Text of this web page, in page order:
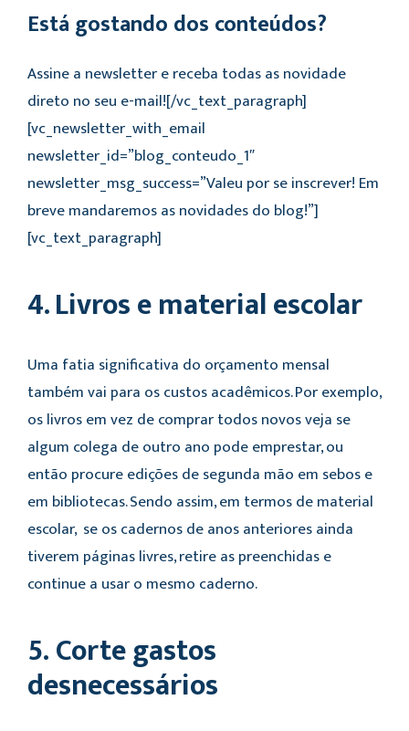
Está gostando dos conteúdos?
Assine a newsletter e receba todas as novidade
direto no seu e-mail![/vc_text_paragraph]
[vc_newsletter_with_email
newsletter_id=”blog_conteudo_1″
newsletter_msg_success=”Valeu por se inscrever! Em
breve mandaremos as novidades do blog!”]
[vc_text_paragraph]
4. Livros e material escolar
Uma fatia significativa do orçamento mensal
também vai para os custos acadêmicos. Por exemplo,
os livros em vez de comprar todos novos veja se
algum colega de outro ano pode emprestar, ou
então procure edições de segunda mão em sebos e
em bibliotecas. Sendo assim, em termos de material
escolar, se os cadernos de anos anteriores ainda
tiverem páginas livres, retire as preenchidas e
continue a usar o mesmo caderno.
5. Corte gastos
desnecessários